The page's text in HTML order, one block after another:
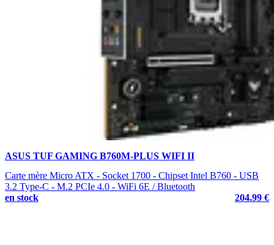
ASUS TUF GAMING B760M-PLUS WIFI II
Carte mère Micro ATX - Socket 1700 - Chipset Intel B760 - USB
3.2 Type-C - M.2 PCIe 4.0 - WiFi 6E / Bluetooth
en stock
204.99 €